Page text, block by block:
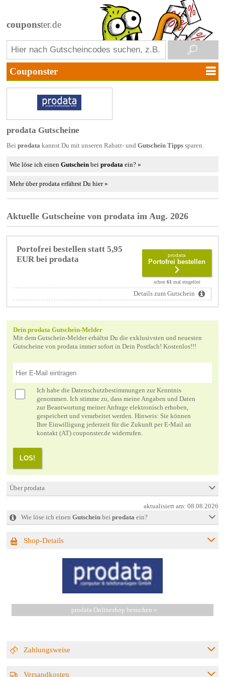
couponster.de
prodata Gutscheine
Bei prodata kannst Du mit unseren Rabatt- und Gutschein Tippssparen.
Wie löse ich einenGutschein beiprodata ein? »
Mehr über prodata erfährst Du hier »
Aktuelle Gutscheine von prodata im Aug. 2026
Portofrei bestellen statt 5,95
EUR bei prodata
prodata
Portofrei bestellen
schon 61 mal eingelöst
Details zum Gutschein
Dein prodata Gutschein-Melder
Mit dem Gutschein-Melder erhältst Du die exklusivsten und neuesten
Gutscheine von prodata immer sofort in Dein Postfach! Kostenlos!!!
Ich habe die Datenschutzbestimmungen zur Kenntnis
genommen. Ich stimme zu, dass meine Angaben und Daten
zur Beantwortung meiner Anfrage elektronisch erhoben,
gespeichert und verarbeitet werden. Hinweis: Sie können
Ihre Einwilligung jederzeit für die Zukunft per E-Mail an
kontakt (AT) couponster.de widerrufen.
LOS!
Über prodata
aktualisiert am:08.08.2026
Wie löse ich einen Gutscheinbei prodata ein?
Shop-Details
prodata Onlineshop besuchen »
Zahlungsweise
Versandkosten